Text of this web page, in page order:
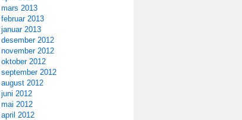
mars 2013
februar 2013
januar 2013
desember 2012
november 2012
oktober 2012
september 2012
august 2012
juni 2012
mai 2012
april 2012